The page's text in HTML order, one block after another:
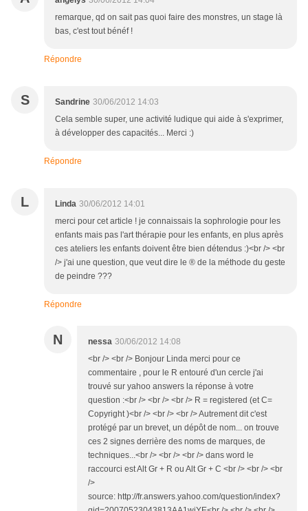
remarque, qd on sait pas quoi faire des monstres, un stage là
bas, c'est tout bénéf !
Répondre
S Sandrine 30/06/2012 14:03
Cela semble super, une activité ludique qui aide à s'exprimer,
à développer des capacités... Merci :)
Répondre
L Linda 30/06/2012 14:01
merci pour cet article ! je connaissais la sophrologie pour les
enfants mais pas l'art thérapie pour les enfants, en plus après
ces ateliers les enfants doivent être bien détendus :)<br /> <br
/> j'ai une question, que veut dire le ® de la méthode du geste
de peindre ???
Répondre
N nessa 30/06/2012 14:08
<br /> <br /> Bonjour Linda merci pour ce
commentaire , pour le R entouré d'un cercle j'ai
trouvé sur yahoo answers la réponse à votre
question :<br /> <br /> <br /> R = registered (et C=
Copyright )<br /> <br /> <br /> Autrement dit c'est
protégé par un brevet, un dépôt de nom... on trouve
ces 2 signes derrière des noms de marques, de
techniques...<br /> <br /> <br /> dans word le
raccourci est Alt Gr + R ou Alt Gr + C <br /> <br /> <br
/>
source: http://fr.answers.yahoo.com/question/index?